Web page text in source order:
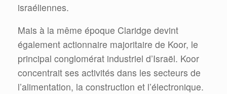
israéliennes.
Mais à la même époque Claridge devint
également actionnaire majoritaire de Koor, le
principal conglomérat industriel d’Israël. Koor
concentrait ses activités dans les secteurs de
l’alimentation, la construction et l’électronique.